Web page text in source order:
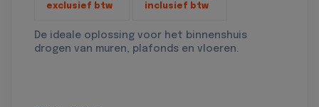
exclusief btw inclusief btw
De ideale oplossing voor het binnenshuis
drogen van muren, plafonds en vloeren.